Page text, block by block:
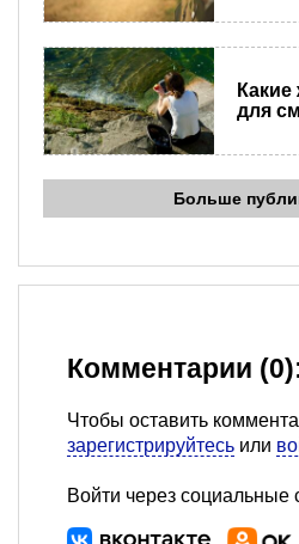
для
Больше
Комментарии
Чтобы оставить
зарегистрируйтесь или
Войти через социальные